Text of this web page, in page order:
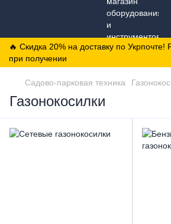
🔥 Скидка 20% на доставку по Укрпочте!
при получении
Садово-парковая техника
Газонокосилки